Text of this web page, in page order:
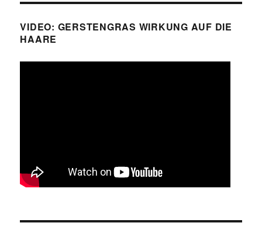
VIDEO: GERSTENGRAS WIRKUNG AUF DIE
HAARE